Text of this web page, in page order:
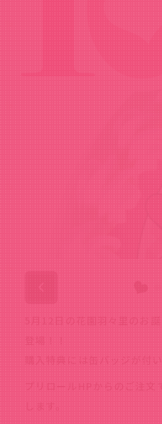
5月12日の花園羽々里のお
登場！！
購入特典には缶バッジが付い
プリロールHPからのご注文
します。